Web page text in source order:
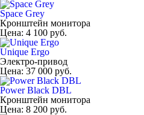
Space Grey
Кронштейн монитора
Цена: 4 100 руб.
Unique Ergo
Электро-привод
Цена: 37 000 руб.
Power Black DBL
Кронштейн монитора
Цена: 8 200 руб.